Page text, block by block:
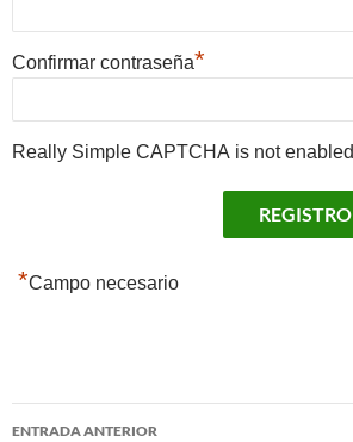
Confirmar contraseña*
Really Simple CAPTCHA is not enabled
*Campo necesario
Navegación
ENTRADA ANTERIOR